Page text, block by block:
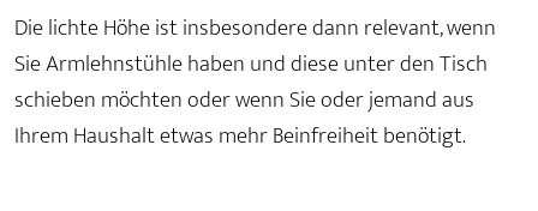
Die lichte Höhe ist insbesondere dann relevant, wenn
Sie Armlehnstühle haben und diese unter den Tisch
schieben möchten oder wenn Sie oder jemand aus
Ihrem Haushalt etwas mehr Beinfreiheit benötigt.